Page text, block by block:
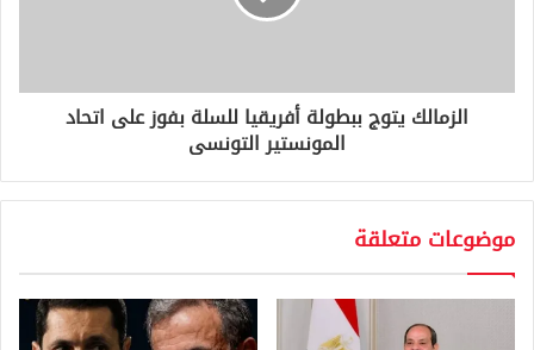
الزمالك يتوج ببطولة أفريقيا للسلة بفوز على اتحاد
المونستير التونسى
موضوعات متعلقة